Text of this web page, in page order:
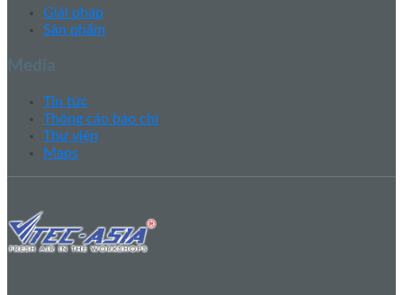
Giải pháp
Sản phẩm
Media
Tin tức
Thông cáo báo chí
Thư viện
Maps